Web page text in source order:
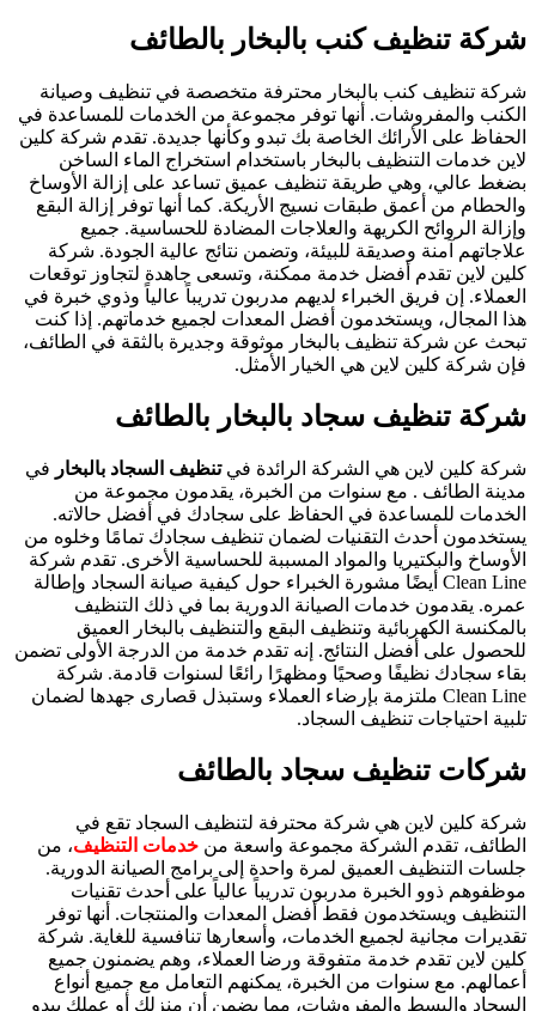
شركة تنظيف كنب بالبخار بالطائف
شركة تنظيف كنب بالبخار محترفة متخصصة في تنظيف وصيانة
الكنب والمفروشات. أنها توفر مجموعة من الخدمات للمساعدة في
الحفاظ على الأرائك الخاصة بك تبدو وكأنها جديدة. تقدم شركة كلين
لاين خدمات التنظيف بالبخار باستخدام استخراج الماء الساخن
بضغط عالي، وهي طريقة تنظيف عميق تساعد على إزالة الأوساخ
والحطام من أعمق طبقات نسيج الأريكة. كما أنها توفر إزالة البقع
وإزالة الروائح الكريهة والعلاجات المضادة للحساسية. جميع
علاجاتهم آمنة وصديقة للبيئة، وتضمن نتائج عالية الجودة. شركة
كلين لاين تقدم أفضل خدمة ممكنة، وتسعى جاهدة لتجاوز توقعات
العملاء. إن فريق الخبراء لديهم مدربون تدريباً عالياً وذوي خبرة في
هذا المجال، ويستخدمون أفضل المعدات لجميع خدماتهم. إذا كنت
تبحث عن شركة تنظيف بالبخار موثوقة وجديرة بالثقة في الطائف،
فإن شركة كلين لاين هي الخيار الأمثل.
شركة تنظيف سجاد بالبخار بالطائف
شركة كلين لاين هي الشركة الرائدة فيتنظيف السجاد بالبخار في
مدينة الطائف . مع سنوات من الخبرة، يقدمون مجموعة من
الخدمات للمساعدة في الحفاظ على سجادك في أفضل حالاته.
يستخدمون أحدث التقنيات لضمان تنظيف سجادك تمامًا وخلوه من
الأوساخ والبكتيريا والمواد المسببة للحساسية الأخرى. تقدم شركة
Clean Line أيضًا مشورة الخبراء حول كيفية صيانة السجاد وإطالة
عمره. يقدمون خدمات الصيانة الدورية بما في ذلك التنظيف
بالمكنسة الكهربائية وتنظيف البقع والتنظيف بالبخار العميق
للحصول على أفضل النتائج. إنه تقدم خدمة من الدرجة الأولى تضمن
بقاء سجادك نظيفًا وصحيًا ومظهرًا رائعًا لسنوات قادمة. شركة
Clean Line ملتزمة بإرضاء العملاء وستبذل قصارى جهدها لضمان
تلبية احتياجات تنظيف السجاد.
شركات تنظيف سجاد بالطائف
شركة كلين لاين هي شركة محترفة لتنظيف السجاد تقع في
الطائف، تقدم الشركة مجموعة واسعة من خدمات التنظيف، من
جلسات التنظيف العميق لمرة واحدة إلى برامج الصيانة الدورية.
موظفوهم ذوو الخبرة مدربون تدريباً عالياً على أحدث تقنيات
التنظيف ويستخدمون فقط أفضل المعدات والمنتجات. أنها توفر
تقديرات مجانية لجميع الخدمات، وأسعارها تنافسية للغاية. شركة
كلين لاين تقدم خدمة متفوقة ورضا العملاء، وهم يضمنون جميع
أعمالهم. مع سنوات من الخبرة، يمكنهم التعامل مع جميع أنواع
السجاد والبسط والمفروشات، مما يضمن أن منزلك أو عملك يبدو